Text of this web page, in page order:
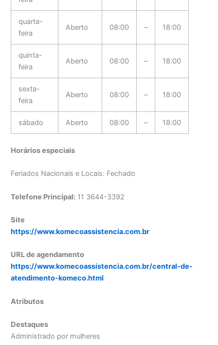
quarta-
feira
Aberto 08:00 – 18:00
quinta-
feira
Aberto 08:00 – 18:00
sexta-
feira
Aberto 08:00 – 18:00
sábado Aberto 08:00 – 18:00
Horários especiais
Feriados Nacionais e Locais: Fechado
Telefone Principal: 11 3644-3392
Site
https://www.komecoassistencia.com.br
URL de agendamento
https://www.komecoassistencia.com.br/central-de-
atendimento-komeco.html
Atributos
Destaques
Administrado por mulheres